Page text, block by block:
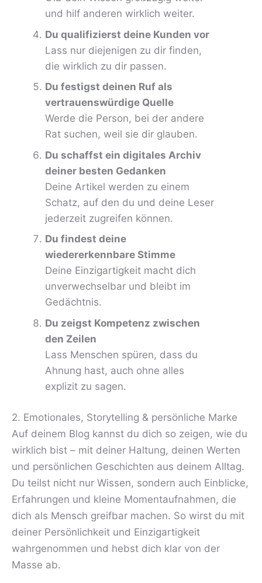
und hilf anderen wirklich weiter.
Du qualifizierst deine Kunden vor
Lass nur diejenigen zu dir finden,
die wirklich zu dir passen.
Du festigst deinen Ruf als
vertrauenswürdige Quelle
Werde die Person, bei der andere
Rat suchen, weil sie dir glauben.
Du schaffst ein digitales Archiv
deiner besten Gedanken
Deine Artikel werden zu einem
Schatz, auf den du und deine Leser
jederzeit zugreifen können.
Du findest deine
wiedererkennbare Stimme
Deine Einzigartigkeit macht dich
unverwechselbar und bleibt im
Gedächtnis.
Du zeigst Kompetenz zwischen
den Zeilen
Lass Menschen spüren, dass du
Ahnung hast, auch ohne alles
explizit zu sagen.
2. Emotionales, Storytelling & persönliche Marke
Auf deinem Blog kannst du dich so zeigen, wie du
wirklich bist – mit deiner Haltung, deinen Werten
und persönlichen Geschichten aus deinem Alltag.
Du teilst nicht nur Wissen, sondern auch Einblicke,
Erfahrungen und kleine Momentaufnahmen, die
dich als Mensch greifbar machen. So wirst du mit
deiner Persönlichkeit und Einzigartigkeit
wahrgenommen und hebst dich klar von der
Masse ab.